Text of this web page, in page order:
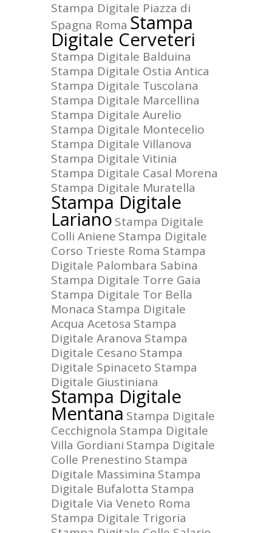
Stampa Digitale Piazza di
Spagna Roma Stampa
Digitale Cerveteri
Stampa Digitale Balduina
Stampa Digitale Ostia Antica
Stampa Digitale Tuscolana
Stampa Digitale Marcellina
Stampa Digitale Aurelio
Stampa Digitale Montecelio
Stampa Digitale Villanova
Stampa Digitale Vitinia
Stampa Digitale Casal Morena
Stampa Digitale Muratella
Stampa Digitale
Lariano Stampa Digitale
Colli Aniene Stampa Digitale
Corso Trieste Roma Stampa
Digitale Palombara Sabina
Stampa Digitale Torre Gaia
Stampa Digitale Tor Bella
Monaca Stampa Digitale
Acqua Acetosa Stampa
Digitale Aranova Stampa
Digitale Cesano Stampa
Digitale Spinaceto Stampa
Digitale Giustiniana
Stampa Digitale
Mentana Stampa Digitale
Cecchignola Stampa Digitale
Villa Gordiani Stampa Digitale
Colle Prenestino Stampa
Digitale Massimina Stampa
Digitale Bufalotta Stampa
Digitale Via Veneto Roma
Stampa Digitale Trigoria